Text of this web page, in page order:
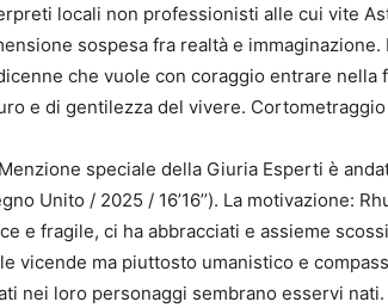
locali non professionisti alle cui vite
sospesa fra realtà e
che vuole con coraggio entrare
e di gentilezza del vivere.
speciale della Giuria Esperti è
Unito / 2025 / 16’16’’). La motivazione:
e fragile, ci ha abbracciati e assieme
vicende ma piuttosto umanistico e
nei loro personaggi sembrano esservi